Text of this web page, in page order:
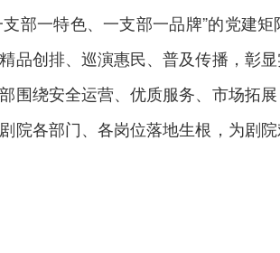
支部一特色、一支部一品牌”的党建
品创排、巡演惠民、普及传播，彰
围绕安全运营、优质服务、市场拓
院各部门、各岗位落地生根，为剧